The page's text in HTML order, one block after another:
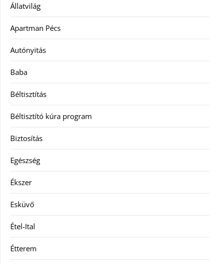
Állatvilág
Apartman Pécs
Autónyitás
Baba
Béltisztítás
Béltisztító kúra program
Biztosítás
Egészség
Ékszer
Esküvő
Étel-Ital
Étterem